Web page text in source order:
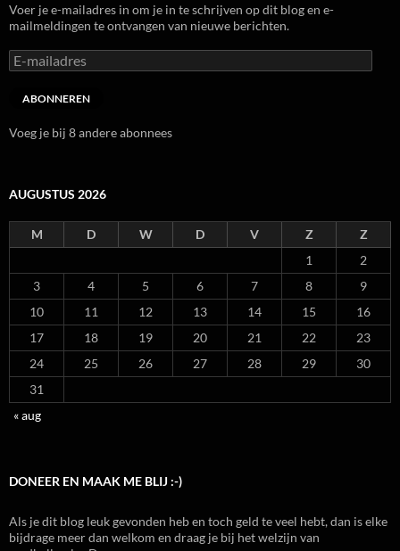
Voer je e-mailadres in om je in te schrijven op dit blog en e-
mailmeldingen te ontvangen van nieuwe berichten.
E-
mailadres
ABONNEREN
Voeg je bij 8 andere abonnees
AUGUSTUS 2026
M D W D V Z
Z
1
2
3
4 5 6 7 8
9
10
11 12 13 14 15
16
17
18 19 20 21 22
23
24
25 26 27 28 29
30
31
« aug
DONEER EN MAAK ME BLIJ :-)
Als je dit blog leuk gevonden heb en toch geld te veel hebt, dan is elke
bijdrage meer dan welkom en draag je bij het welzijn van